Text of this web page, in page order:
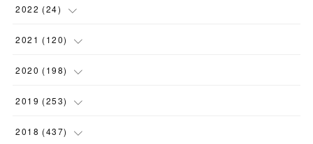
(1 )
(1)
(1 )
(2)
(1)
(1)
(2)
2022 (24)
(5)
(2)
(2)
(1)
2021 (120)
(12)
(3)
(1)
2020 (198)
(12)
(11)
2019 (253)
(14)
2018 (437)